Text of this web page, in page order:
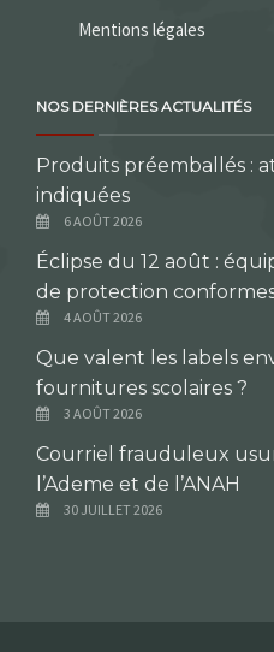
Mentions légales
NOS DERNIÈRES ACTUALITÉS
Produits préemballés :
indiquées
6 AOÛT 2026
Éclipse du 12 août :
de protection
4 AOÛT 2026
Que valent les labels
fournitures scolaires ?
3 AOÛT 2026
Courriel frauduleux
l’Ademe et de l’ANAH
30 JUILLET 2026